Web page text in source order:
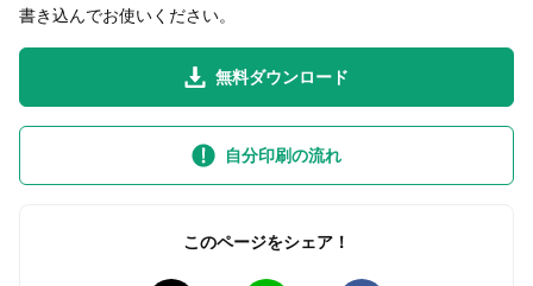
無料猫ミーム
書き込んでお使いください。
無料ダウンロード
自分印刷の流れ
このページをシェア！